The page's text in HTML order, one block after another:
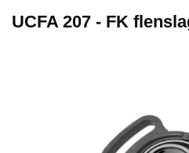
UCFA 207 - FK